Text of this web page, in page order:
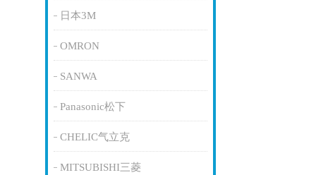
日本3M
OMRON
SANWA
Panasonic松下
CHELIC气立克
MITSUBISHI三菱